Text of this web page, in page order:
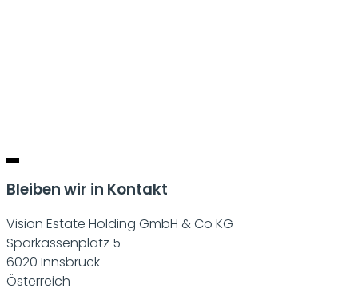
Bleiben wir in Kontakt
Vision Estate Holding GmbH & Co KG
Sparkassenplatz 5
6020 Innsbruck
Österreich